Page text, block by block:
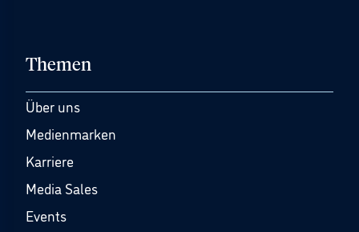
Themen
Über uns
Medienmarken
Karriere
Media Sales
Events